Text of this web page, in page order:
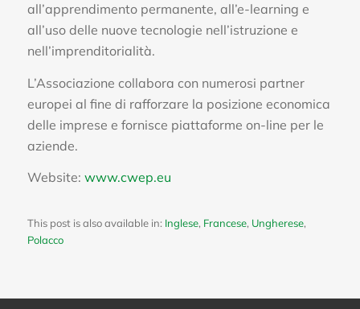
all’apprendimento permanente, all’e-learning e
all’uso delle nuove tecnologie nell’istruzione e
nell’imprenditorialità.
L’Associazione collabora con numerosi partner
europei al fine di rafforzare la posizione economica
delle imprese e fornisce piattaforme on-line per le
aziende.
Website: www.cwep.eu
This post is also available in: Inglese Francese Ungherese
Polacco